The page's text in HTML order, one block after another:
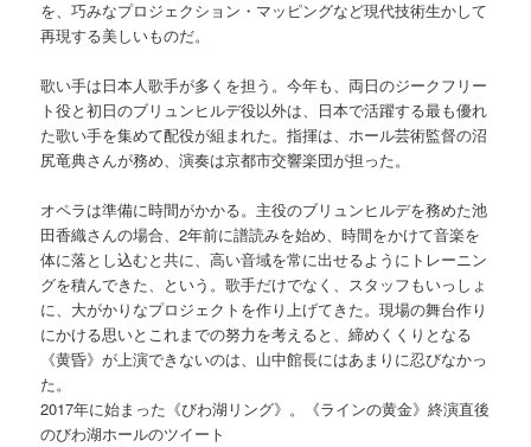
を、巧みなプロジェクション・マッピングなど現代技術生かして
再現する美しいものだ。
歌い手は日本人歌手が多くを担う。今年も、両日のジークフリー
ト役と初日のブリュンヒルデ役以外は、日本で活躍する最も優れ
た歌い手を集めて配役が組まれた。指揮は、ホール芸術監督の沼
尻竜典さんが務め、演奏は京都市交響楽団が担った。
オペラは準備に時間がかかる。主役のブリュンヒルデを務めた池
田香織さんの場合、2年前に譜読みを始め、時間をかけて音楽を
体に落とし込むと共に、高い音域を常に出せるようにトレーニン
グを積んできた、という。歌手だけでなく、スタッフもいっしょ
に、大がかりなプロジェクトを作り上げてきた。現場の舞台作り
にかける思いとこれまでの努力を考えると、締めくくりとなる
《黄昏》が上演できないのは、山中館長にはあまりに忍びなかっ
た。
2017年に始まった《びわ湖リング》。《ラインの黄金》終演直後
のびわ湖ホールのツイート